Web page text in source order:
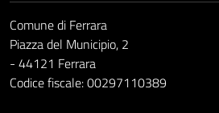
Comune di Ferrara
Piazza del Municipio, 2
- 44121 Ferrara
Codice fiscale: 00297110389